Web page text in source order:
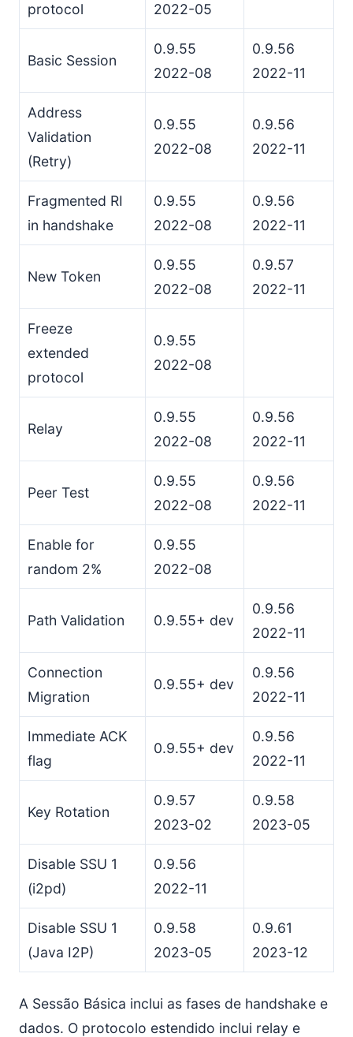
ACK de Sessão Confirmada
ACKs de Handshake
Enviando Blocos ACK
Frequência de ACK
Flag de ACK Imediato
Limitando Intervalos Rastreando Blocos ACK
Janela
Modelo de Ameaças
Migração de Conexão
Iniciando Validação de Caminho
Conteúdo da Mensagem
Respondendo ao Desafio de Caminho
Validação de Caminho Bem-sucedida
Cancelando Validação de Caminho
Falha na Validação do Caminho
Usar como Ping/Pong
Fase de handshake
Múltiplas Sessões
Encerramento de Sessão
Endereço SSU2
Descoberta de PMTU
Tamanho Mínimo do Handshake
Tamanho Mínimo da Mensagem de Caminho
Tamanho Máximo da Mensagem I2NP
Processamento por Bob
Máquina de Estados dos Resultados
Retransmissões
Processo de Relay
protocol
2022-05
Basic Session
0.9.55
2022-08
0.9.56
2022-11
Address
Validation
(Retry)
0.9.55
2022-08
0.9.56
2022-11
Fragmented RI
in handshake
0.9.55
2022-08
0.9.56
2022-11
New Token
0.9.55
2022-08
0.9.57
2022-11
Freeze
extended
protocol
0.9.55
2022-08
Relay
0.9.55
2022-08
0.9.56
2022-11
Peer Test
0.9.55
2022-08
0.9.56
2022-11
Enable for
random 2%
0.9.55
2022-08
Path Validation 0.9.55+ dev
0.9.56
2022-11
Connection
Migration
0.9.55+ dev
0.9.56
2022-11
Immediate ACK
flag
0.9.55+ dev
0.9.56
2022-11
Key Rotation
0.9.57
2023-02
0.9.58
2023-05
Disable SSU 1
(i2pd)
0.9.56
2022-11
Disable SSU 1
(Java I2P)
0.9.58
2023-05
0.9.61
2023-12
A Sessão Básica inclui as fases de handshake e
dados. O protocolo estendido inclui relay e